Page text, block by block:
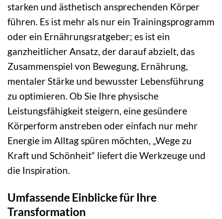
starken und ästhetisch ansprechenden Körper
führen. Es ist mehr als nur ein Trainingsprogramm
oder ein Ernährungsratgeber; es ist ein
ganzheitlicher Ansatz, der darauf abzielt, das
Zusammenspiel von Bewegung, Ernährung,
mentaler Stärke und bewusster Lebensführung
zu optimieren. Ob Sie Ihre physische
Leistungsfähigkeit steigern, eine gesündere
Körperform anstreben oder einfach nur mehr
Energie im Alltag spüren möchten, „Wege zu
Kraft und Schönheit“ liefert die Werkzeuge und
die Inspiration.
Umfassende Einblicke für Ihre
Transformation